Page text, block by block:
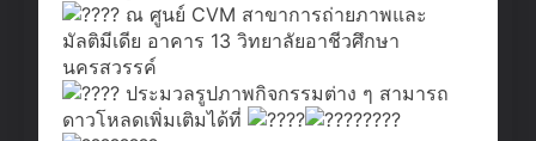
ณ ศูนย์ CVM สาขาการถ่ายภาพและ
มัลติมีเดีย อาคาร 13 วิทยาลัยอาชีวศึกษา
นครสวรรค์
ประมวลรูปภาพกิจกรรมต่าง ๆ สามารถ
ดาวโหลดเพิ่มเติมได้ที่